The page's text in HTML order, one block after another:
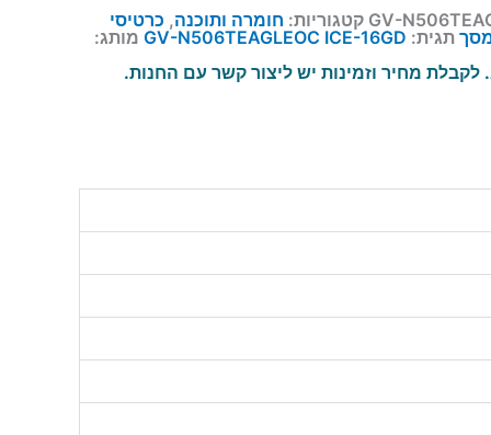
GV- קטגוריות: חומרה ותוכנה, כרטיסי
תגית: GV-N506TEAGLEOC ICE-16GD מותג:
מחיר וזמינות יש ליצור קשר עם החנות.